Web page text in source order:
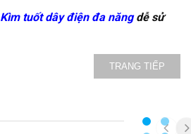
Kìm tuốt dây điện đa năngdễ sử
TRANG TIẾP